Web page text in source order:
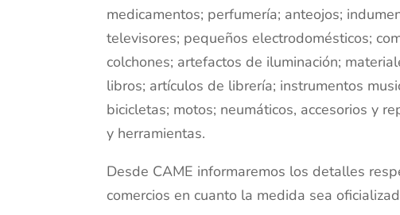
medicamentos; perfumería; anteojos;
televisores; pequeños electrodomésticos;
colchones; artefactos de iluminación;
libros; artículos de librería; instrumentos
bicicletas; motos; neumáticos, accesorios y
y herramientas.
Desde CAME informaremos los detalles
comercios en cuanto la medida sea